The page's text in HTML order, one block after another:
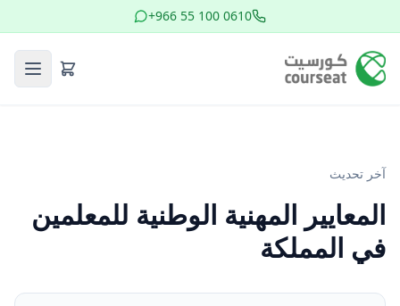
+966 55 100 0610
آخر تحديث
المعايير المهنية الوطنية للمعلمين
في المملكة